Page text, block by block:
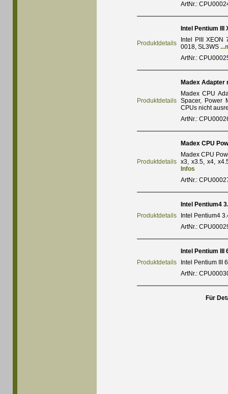
ArtNr.:
Produktdetails
Intel Pentium III
Intel PIII XEON
0018, SL3WS
ArtNr.:
Produktdetails
Madex Adapter
Madex CPU
Spacer, Power
CPUs nicht
ArtNr.:
Produktdetails
Madex CPU
Madex CPU
x3, x3.5, x4,
Infos
ArtNr.:
Produktdetails
Intel Pentium4
Intel Pentium4
ArtNr.:
Produktdetails
Intel Pentium III
Intel Pentium III
ArtNr.:
Für